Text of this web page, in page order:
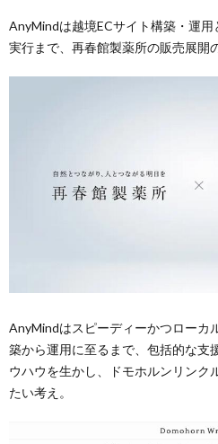
AnyMindは越境ECサイト構築・運
実行まで、再春館製薬所の販売展開
AnyMindはスピーディーかつローカ
築から運用に至るまで、包括的な支
ウハウを生かし、ドモホルンリンク
たい考え。